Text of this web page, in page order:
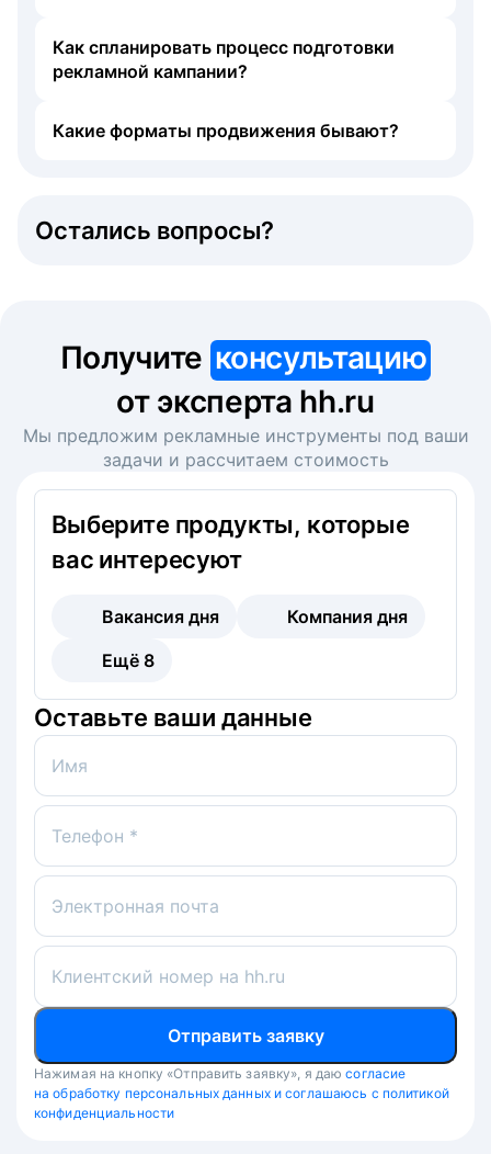
Как спланировать процесс подготовки
рекламной кампании?
Какие форматы продвижения бывают?
Остались вопросы?
Получите консультацию
от эксперта hh.ru
Мы предложим рекламные инструменты под ваши
задачи и рассчитаем стоимость
Выберите продукты, которые
вас интересуют
Вакансия дня
Компания дня
Ещё 8
Оставьте ваши данные
Имя
Телефон *
Электронная почта
Клиентский номер на hh.ru
Отправить заявку
Нажимая на кнопку «Отправить заявку», я даю согласие
на обработку персональных данных и соглашаюсь с политикой
конфиденциальности